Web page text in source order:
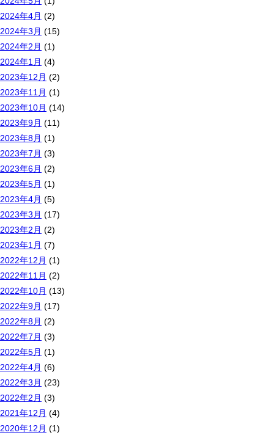
2024年4月 (2)
2024年3月 (15)
2024年2月 (1)
2024年1月 (4)
2023年12月 (2)
2023年11月 (1)
2023年10月 (14)
2023年9月 (11)
2023年8月 (1)
2023年7月 (3)
2023年6月 (2)
2023年5月 (1)
2023年4月 (5)
2023年3月 (17)
2023年2月 (2)
2023年1月 (7)
2022年12月 (1)
2022年11月 (2)
2022年10月 (13)
2022年9月 (17)
2022年8月 (2)
2022年7月 (3)
2022年5月 (1)
2022年4月 (6)
2022年3月 (23)
2022年2月 (3)
2021年12月 (4)
2020年12月 (1)